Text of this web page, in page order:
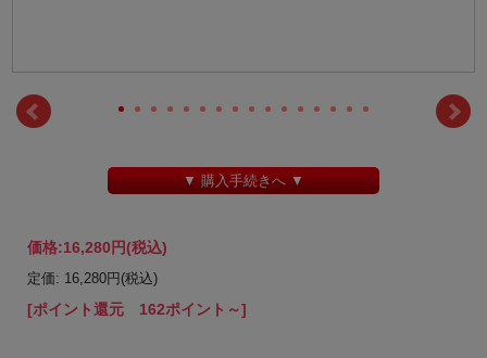
▼ 購入手続きへ ▼
価格:16,280円(税込)
定価: 16,280円(税込)
[ポイント還元 162ポイント～]